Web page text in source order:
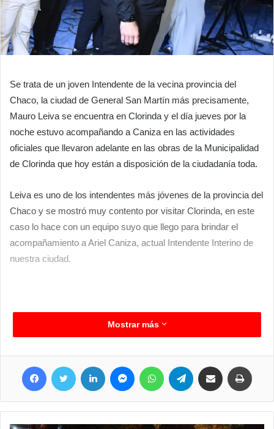
Se trata de un joven Intendente de la vecina provincia del
Chaco, la ciudad de General San Martín más precisamente,
Mauro Leiva se encuentra en Clorinda y el día jueves por la
noche estuvo acompañando a Caniza en las actividades
oficiales que llevaron adelante en las obras de la Municipalidad
de Clorinda que hoy están a disposición de la ciudadanía toda.
Leiva es uno de los intendentes más jóvenes de la provincia del
Chaco y se mostró muy contento por visitar Clorinda, en este
caso lo hace con un equipo suyo que llego para brindar el
acompañamiento a Ariel Caniza, actual Intendente Interino de
nuestra ciudad.
Mostrar más